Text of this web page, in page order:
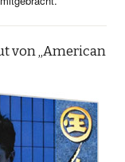
von „American